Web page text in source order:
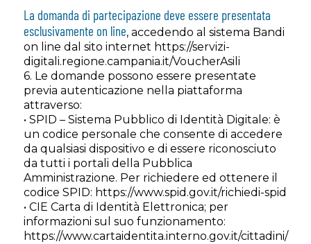
La domanda di partecipazione deve essere presentata
esclusivamente on line, accedendo al sistema Bandi
on line dal sito internet https://servizi-
digitali.regione.campania.it/VoucherAsili
6. Le domande possono essere presentate
previa autenticazione nella piattaforma
attraverso:
• SPID – Sistema Pubblico di Identità Digitale: è
un codice personale che consente di accedere
da qualsiasi dispositivo e di essere riconosciuto
da tutti i portali della Pubblica
Amministrazione. Per richiedere ed ottenere il
codice SPID: https://www.spid.gov.it/richiedi-spid
• CIE Carta di Identità Elettronica; per
informazioni sul suo funzionamento:
https://www.cartaidentita.interno.gov.it/cittadini/